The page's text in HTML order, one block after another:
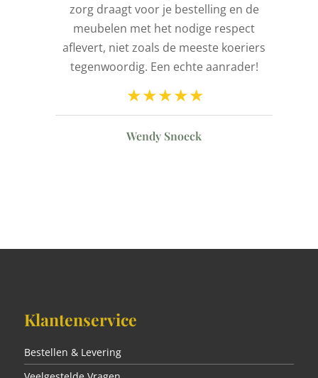
zorg draagt voor je bestelling en de
meubelen met het nodige respect
aflevert, niet zoals de meeste koeriers
tegenwoordig. Een echte aanrader!
Wendy Snoeck
Klantenservice
Bestellen & Levering